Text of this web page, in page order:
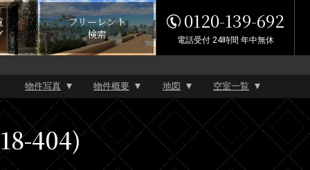
フリーレント
検索
0120-139-692
電話受付 24時間 年中無休
物件写真 物件概要 地図 空室一覧
404)